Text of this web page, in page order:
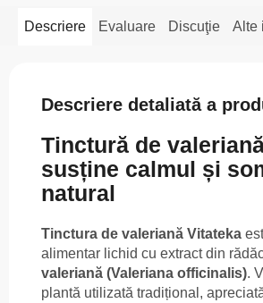
Descriere Evaluare Discuţie Alte
Descriere detaliată a
Tinctură de
susține calmul și
natural
Tinctura de valeriană Vitateka
alimentar lichid cu extract din
valeriană (Valeriana officinalis).
plantă utilizată tradițional,